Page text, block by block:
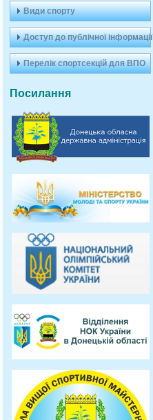
Види спорту
Доступ до публічної інформації
Перелік спортсекцій для ВПО
Посилання